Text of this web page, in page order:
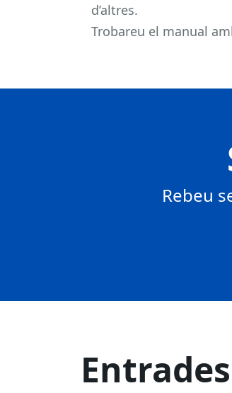
d’altres.
Trobareu el manual
Rebeu